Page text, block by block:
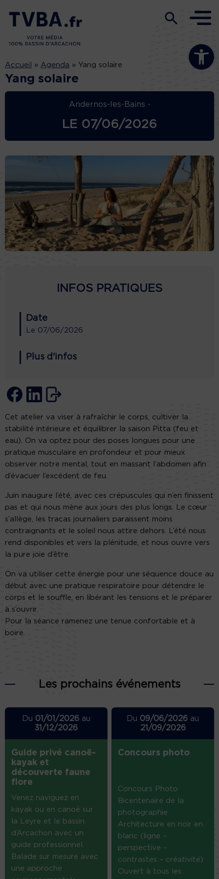
Ouvrir la
Accueil » Agenda » Yang solaire
Yang solaire
Andernos-les-Bains -
LE 07/06/2026
INFOS PRATIQUES
Date
Le 07/06/2026
Plus d'infos
Cet atelier va viser à rafraîchir le corps, cultiver la
stabilité intérieure et équilibrer la saison Pitta (feu et
eau). On va optez pour des poses longues pour une
pratique musculaire en profondeur et pour mieux
observer notre mental, tout en massant l’abdomen afin
d’évacuer l’excédent de feu.
Juin inaugure l’été, avec ces crépuscules qui n’en finissent
pas et qui nous mène aux jours des plus longs. Le cœur
s’allège, les tracas journaliers paraissent moins
contraignants et le soleil nous attire dehors. L’été nous
rend disponibles et vers la plénitude, et nous ouvre vers
la pure joie d’être.
On va utiliser cette énergie pour une séquence douce au
début avec une pratique respiratoire pour détendre le
corps et le souffle, en libérant les tensions et le préparer
à s’ouvrir.
Pour la séance ramenez une tenue confortable et à
boire.
Les prochains événements
Du 01/01/2026au
31/12/2026
Guide privé canoë-
kayak et
découverte faune
flore
Venez naviguez en
kayak ou en canoë sur
la Leyre et le bassin
d’Arcachon avec un
guide professionnel.
Balade sur mesure avec
une approche
Du 09/06/2026 au
21/09/2026
Concours photo
Concours Photo
Bicentenaire de la
photographie
Architecture en noir en
blanc (ligne –
perspective –
contrastes – créativité)
Ouvert à tous les